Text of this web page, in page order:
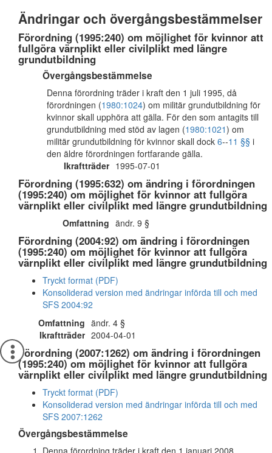
Ändringar och övergångsbestämmelser
Förordning (1995:240) om möjlighet för kvinnor att
fullgöra värnplikt eller civilplikt med längre
grundutbildning
Övergångsbestämmelse
Denna förordning träder i kraft den 1 juli 1995, då
förordningen (1980:1024) om militär grundutbildning för
kvinnor skall upphöra att gälla. För den som antagits till
grundutbildning med stöd av lagen (1980:1021) om
militär grundutbildning för kvinnor skall dock 6--11 §§ i
den äldre förordningen fortfarande gälla.
Ikraftträder 1995-07-01
Förordning (1995:632) om ändring i förordningen
(1995:240) om möjlighet för kvinnor att fullgöra
värnplikt eller civilplikt med längre grundutbildning
Omfattning ändr. 9 §
Förordning (2004:92) om ändring i förordningen
(1995:240) om möjlighet för kvinnor att fullgöra
värnplikt eller civilplikt med längre grundutbildning
Tryckt format (PDF)
Konsoliderad version med ändringar införda till och med
SFS 2004:92
Omfattning ändr. 4 §
Ikraftträder 2004-04-01
Förordning (2007:1262) om ändring i förordningen
(1995:240) om möjlighet för kvinnor att fullgöra
värnplikt eller civilplikt med längre grundutbildning
Tryckt format (PDF)
Konsoliderad version med ändringar införda till och med
SFS 2007:1262
Övergångsbestämmelse
Denna förordning träder i kraft den 1 januari 2008.